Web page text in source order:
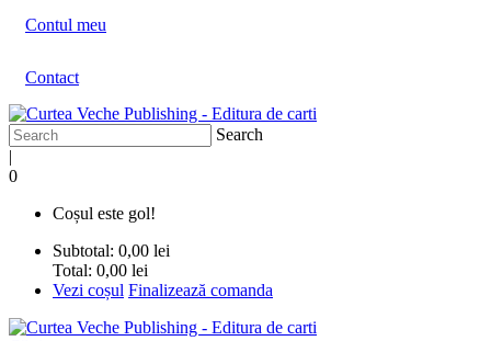
Contul meu
Contact
Search
|
0
Coșul este gol!
Subtotal: 0,00 lei
Total: 0,00 lei
Vezi coșul Finalizează comanda